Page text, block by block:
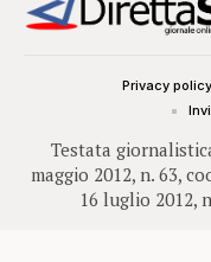
Testata
maggio 2012, n. 63,
16 luglio 2012,
Privacy policy